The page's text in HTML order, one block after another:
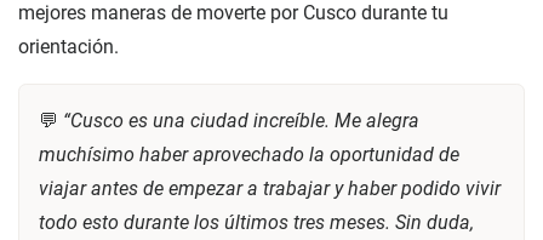
mejores maneras de moverte por Cusco durante tu
orientación.
💬 “Cusco es una ciudad increíble. Me alegra
muchísimo haber aprovechado la oportunidad de
viajar antes de empezar a trabajar y haber podido vivir
todo esto durante los últimos tres meses. Sin duda,